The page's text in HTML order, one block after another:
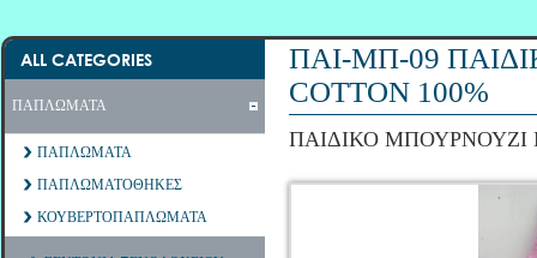
ALL CATEGORIES
ΠΑΠΛΩΜΑΤΑ
ΠΑΠΛΩΜΑΤΑ
ΠΑΠΛΩΜΑΤΟΘΗΚΕΣ
ΚΟΥΒΕΡΤΟΠΑΠΛΩΜΑΤΑ
ΠΑΙ-ΜΠ-09
COTTON 100%
ΠΑΙΔΙΚΟ ΜΠΟΥΡΝΟΥΖΙ